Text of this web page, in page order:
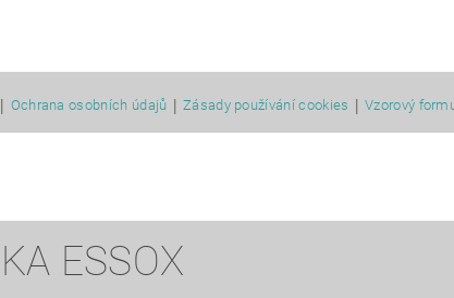
| Ochrana osobních údajů | Zásady používání cookies | Vzorový
ESSOX